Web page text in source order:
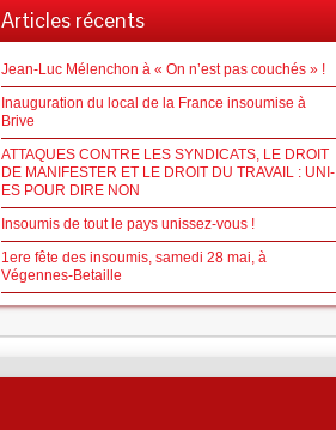
Articles récents
Jean-Luc Mélenchon à « On n’est pas couchés » !
Inauguration du local de la France insoumise à
Brive
ATTAQUES CONTRE LES SYNDICATS, LE DROIT
DE MANIFESTER ET LE DROIT DU TRAVAIL : UNI-
ES POUR DIRE NON
Insoumis de tout le pays unissez-vous !
1ere fête des insoumis, samedi 28 mai, à
Végennes-Betaille